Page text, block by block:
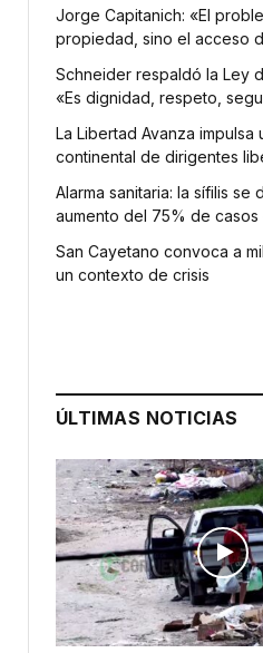
Jorge Capitanich: «El
propiedad, sino el acceso
Schneider respaldó la Ley
«Es dignidad, respeto,
La Libertad Avanza impulsa
continental de dirigentes
Alarma sanitaria: la sífilis se
aumento del 75% de casos
San Cayetano convoca a
un contexto de crisis
ÚLTIMAS NOTICIAS